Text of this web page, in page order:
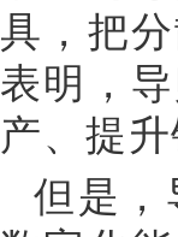
具，把
表明，
产、提
但是